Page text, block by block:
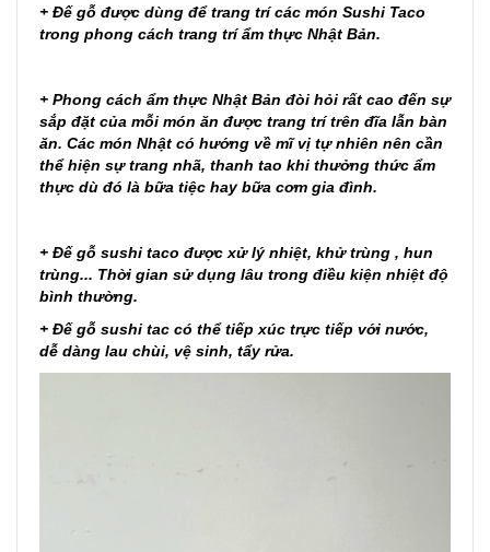
+ Đế gỗ được dùng để trang trí các món Sushi Taco
trong phong cách trang trí ẩm thực Nhật Bản.
+ Phong cách ẩm thực Nhật Bản đòi hỏi rất cao đến sự
sắp đặt của mỗi món ăn được trang trí trên đĩa lẫn bàn
ăn. Các món Nhật có hướng về mĩ vị tự nhiên nên cần
thể hiện sự trang nhã, thanh tao khi thưởng thức ẩm
thực dù đó là bữa tiệc hay bữa cơm gia đình.
+ Đế gỗ sushi taco được xử lý nhiệt, khử trùng , hun
trùng... Thời gian sử dụng lâu trong điều kiện nhiệt độ
bình thường.
+ Đế gỗ sushi tac có thể tiếp xúc trực tiếp với nước,
dễ dàng lau chùi, vệ sinh, tẩy rửa.